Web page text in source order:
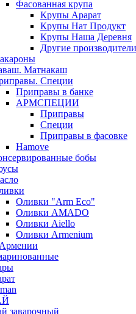
Фасованная крупа
Крупы Арарат
Крупы Нат Продукт
Крупы Наша Деревня
Другие производители
Матнакаш
Специи
Приправы в банке
АРМСПЕЦИИ
Приправы
Специи
Приправы в фасовке
Hamove
бобы
Оливки "Arm Eco"
Оливки AMADO
Оливки Aiello
Оливки Armenium
заварочный